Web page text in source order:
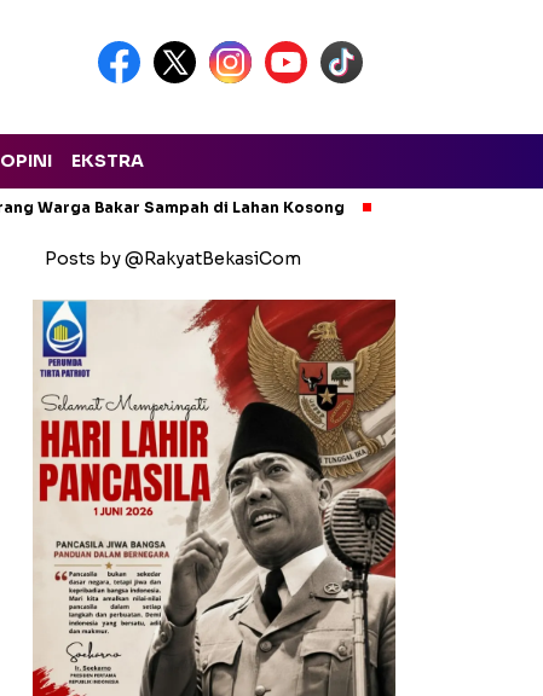
OPINI EKSTRA
Warga Bakar Sampah di Lahan Kosong
Posts by @RakyatBekasiCom